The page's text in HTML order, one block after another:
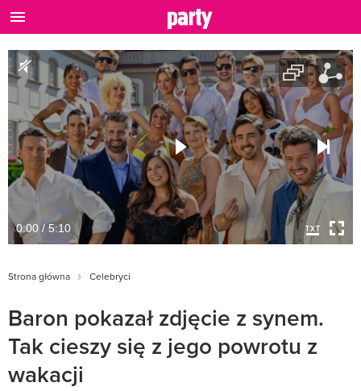
0:00 / 5:10
Strona główna Celebryci
Baron pokazał zdjęcie z synem.
Tak cieszy się z jego powrotu z
wakacji